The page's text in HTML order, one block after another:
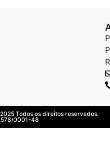
Todos os direitos reservados.
0001-48